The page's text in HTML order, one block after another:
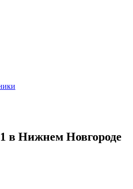
в Нижнем Новгороде